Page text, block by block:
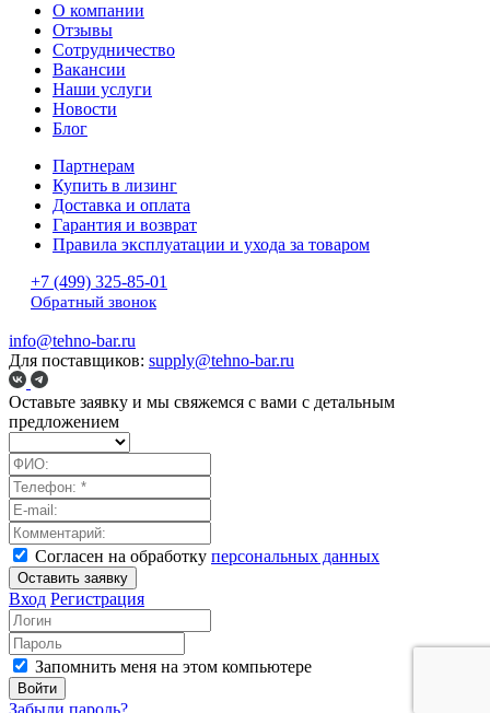
О компании
Отзывы
Сотрудничество
Вакансии
Наши услуги
Новости
Блог
Партнерам
Купить в лизинг
Доставка и оплата
Гарантия и возврат
Правила эксплуатации и ухода за товаром
+7 (499) 325-85-01
Обратный звонок
info@tehno-bar.ru
Для поставщиков: supply@tehno-bar.ru
Оставьте заявку и мы свяжемся с вами с детальным
предложением
Согласен на обработку персональных данных
Оставить заявку
Вход Регистрация
Запомнить меня на этом компьютере
Войти